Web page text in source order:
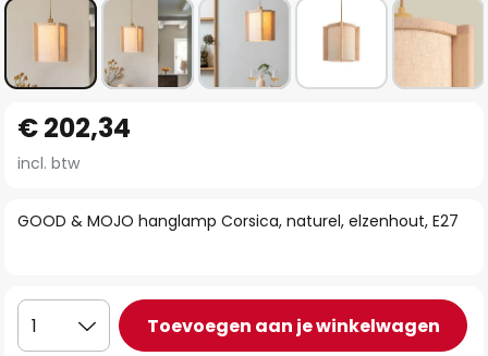
naar
het
van
gallerij
GOOD & MOJO hanglamp Corsica, naturel, elzenhout, E27
€ 202,34
incl. btw
1 Toevoegen aan je winkelwagen